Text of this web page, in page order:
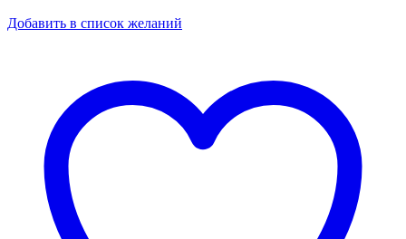
этикетки
Добавить в список желаний